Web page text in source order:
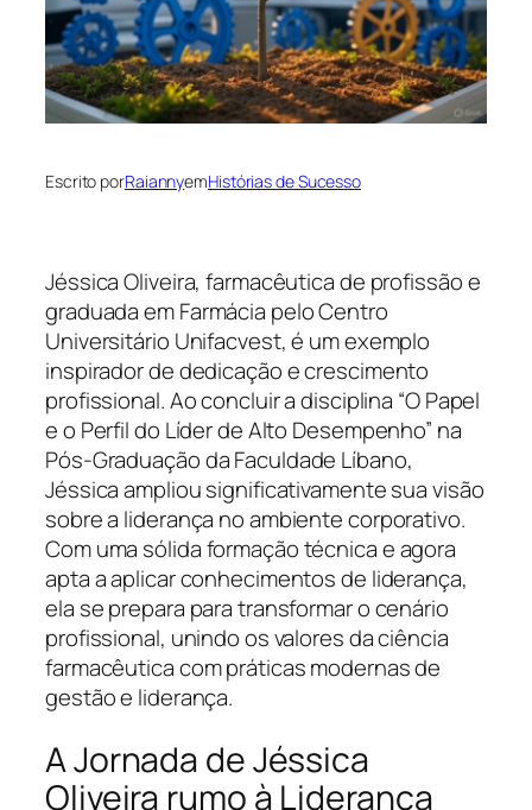
Escrito porRaiannyemHistórias de Sucesso
Jéssica Oliveira, farmacêutica de profissão e
graduada em Farmácia pelo Centro
Universitário Unifacvest, é um exemplo
inspirador de dedicação e crescimento
profissional. Ao concluir a disciplina “O Papel
e o Perfil do Líder de Alto Desempenho” na
Pós-Graduação da Faculdade Líbano,
Jéssica ampliou significativamente sua visão
sobre a liderança no ambiente corporativo.
Com uma sólida formação técnica e agora
apta a aplicar conhecimentos de liderança,
ela se prepara para transformar o cenário
profissional, unindo os valores da ciência
farmacêutica com práticas modernas de
gestão e liderança.
A Jornada de Jéssica
Oliveira rumo à Liderança